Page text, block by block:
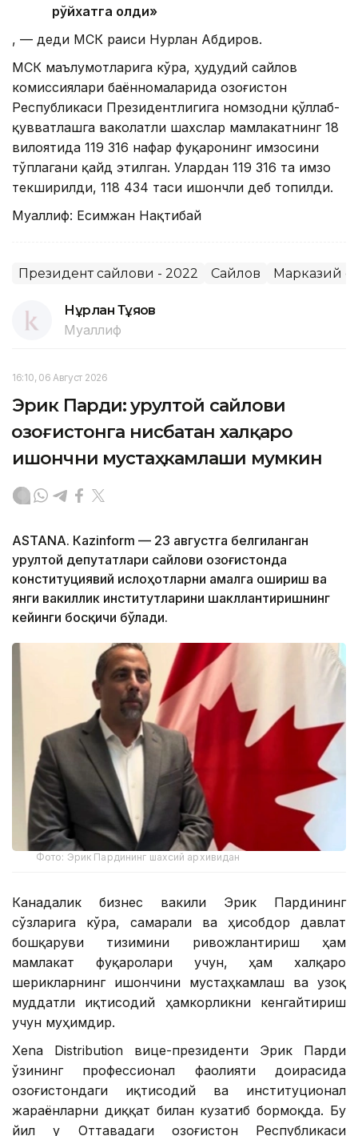
рўйхатга олди»
, — деди МСК раиси Нурлан Абдиров.
МСК маълумотларига кўра, ҳудудий сайлов
комиссиялари баённомаларида Қозоғистон
Республикаси Президентлигига номзодни қўллаб-
қувватлашга ваколатли шахслар мамлакатнинг 18
вилоятида 119 316 нафар фуқаронинг имзосини
тўплагани қайд этилган. Улардан 119 316 та имзо
текширилди, 118 434 таси ишончли деб топилди.
Муаллиф: Есимжан Нақтибай
Президент сайлови - 2022 Сайлов Марказий
Нұрлан Тұяқов
Муаллиф
16:10, 06 Август 2026
Эрик Парди: Қурултой сайлови
Қозоғистонга нисбатан халқаро
ишончни мустаҳкамлаши мумкин
ASTANА. Кazinform — 23 августга белгиланган
Қурултой депутатлари сайлови Қозоғистонда
конституциявий ислоҳотларни амалга ошириш ва
янги вакиллик институтларини шакллантиришнинг
кейинги босқичи бўлади.
Фото: Эрик Пардининг шахсий архивидан
Канадалик бизнес вакили Эрик Пардининг
сўзларига кўра, самарали ва ҳисобдор давлат
бошқаруви тизимини ривожлантириш ҳам
мамлакат фуқаролари учун, ҳам халқаро
шерикларнинг ишончини мустаҳкамлаш ва узоқ
муддатли иқтисодий ҳамкорликни кенгайтириш
учун муҳимдир.
Xena Distribution вице-президенти Эрик Парди
ўзининг профессионал фаолияти доирасида
Қозоғистондаги иқтисодий ва институционал
жараёнларни диққат билан кузатиб бормоқда. Бу
йил у Оттавадаги Қозоғистон Республикаси